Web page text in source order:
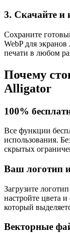
3. Скачайте и
Сохраните
WebP для
печати в любом
Почему
Alligator
100%
Все функции
использования.
скрытых
Ваш логотип
Загрузите
настройте цвета
который
Векторные